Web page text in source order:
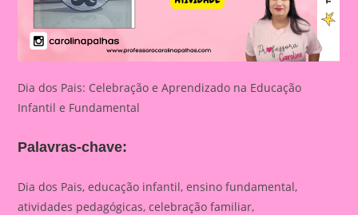
Dia dos Pais: Celebração e Aprendizado na Educação
Infantil e Fundamental
Palavras-chave:
Dia dos Pais, educação infantil, ensino fundamental,
atividades pedagógicas, celebração familiar,